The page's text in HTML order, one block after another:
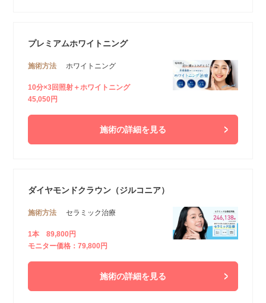
プレミアムホワイトニング
施術方法 ホワイトニング
10分×3回照射＋ホワイトニング
45,050円
施術の詳細を見る
ダイヤモンドクラウン（ジルコニア）
施術方法 セラミック治療
1本 89,800円
モニター価格：79,800円
施術の詳細を見る